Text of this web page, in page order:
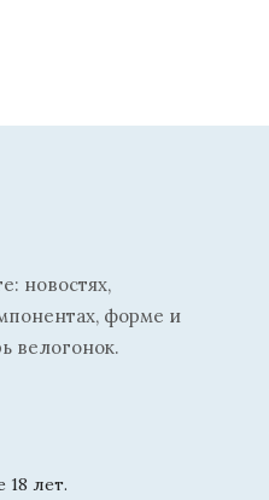
новостях,
форме и
велогонок.
лет.